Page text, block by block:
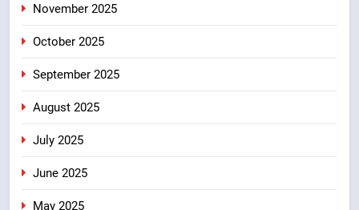
November 2025
October 2025
September 2025
August 2025
July 2025
June 2025
May 2025